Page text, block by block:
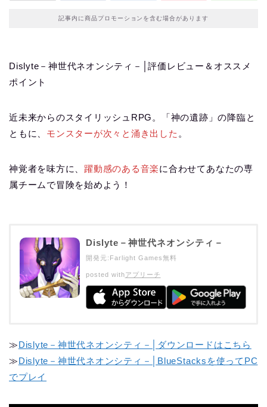
記事内に商品プロモーションを含む場合があります
Dislyte－神世代ネオンシティ－│評価レビュー＆オススメ
ポイント
近未来からのスタイリッシュRPG。「神の遺跡」の降臨と
ともに、 モンスターが次々と涌き出した 。
神覚者を味方に、 躍動感のある音楽に合わせてあなたの専
属チームで冒険を始めよう！
Dislyte－神世代ネオンシティ－
開発元: Farlight Games無料
posted withアプリーチ
≫Dislyte－神世代ネオンシティ－│ダウンロードはこちら
≫Dislyte－神世代ネオンシティ－│BlueStacksを使ってPC
でプレイ